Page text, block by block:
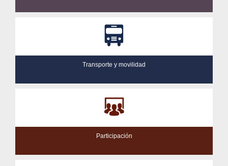
Transporte y movilidad
Participación